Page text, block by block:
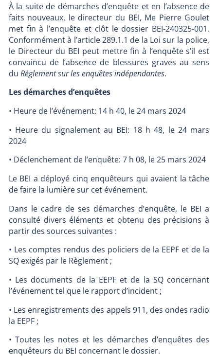
À la suite de démarches d’enquête et en l’absence de
faits nouveaux, le directeur du BEI, Me Pierre Goulet
met fin à l’enquête et clôt le dossier BEI-240325-001.
Conformément à l’article 289.1.1 de la Loi sur la police,
le Directeur du BEI peut mettre fin à l’enquête s’il est
convaincu de l’absence de blessures graves au sens
du Règlement sur les enquêtes indépendantes.
Les démarches d’enquêtes
• Heure de l’événement: 14 h 40, le 24 mars 2024
• Heure du signalement au BEI: 18 h 48, le 24 mars
2024
• Déclenchement de l’enquête: 7 h 08, le 25 mars 2024
Le BEI a déployé cinq enquêteurs qui avaient la tâche
de faire la lumière sur cet événement.
Dans le cadre de ses démarches d’enquête, le BEI a
consulté divers éléments et obtenu des précisions à
partir des sources suivantes :
• Les comptes rendus des policiers de la EEPF et de la
SQ exigés par le Règlement ;
• Les documents de la EEPF et de la SQ concernant
l’événement tel que le rapport d’incident ;
• Les enregistrements des appels 911, des ondes radio
la EEPF ;
• Toutes les notes et les démarches d’enquêtes des
enquêteurs du BEI concernant le dossier.